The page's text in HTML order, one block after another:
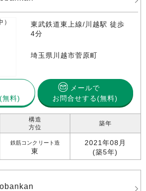
東武鉄道東上線/川越駅 徒歩
4分
埼玉県川越市菅原町
メールで
お問合せする(無料)
構造
方位
鉄筋コンクリート造
東
築年
2021年08月
(築5年)